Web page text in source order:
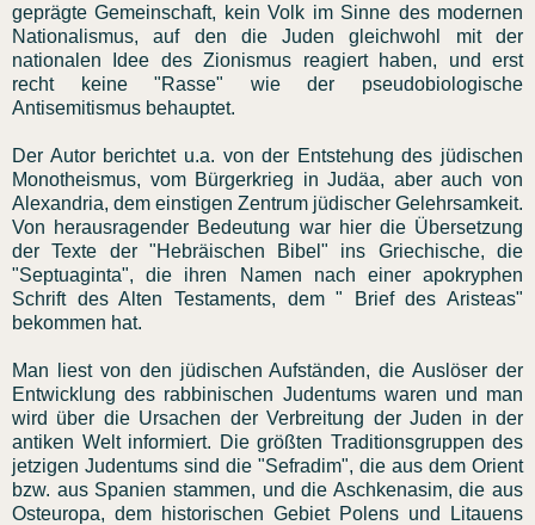
geprägte Gemeinschaft, kein Volk im Sinne des modernen
Nationalismus, auf den die Juden gleichwohl mit der
nationalen Idee des Zionismus reagiert haben, und erst
recht keine "Rasse" wie der pseudobiologische
Antisemitismus behauptet.
Der Autor berichtet u.a. von der Entstehung des jüdischen
Monotheismus, vom Bürgerkrieg in Judäa, aber auch von
Alexandria, dem einstigen Zentrum jüdischer Gelehrsamkeit.
Von herausragender Bedeutung war hier die Übersetzung
der Texte der "Hebräischen Bibel" ins Griechische, die
"Septuaginta", die ihren Namen nach einer apokryphen
Schrift des Alten Testaments, dem " Brief des Aristeas"
bekommen hat.
Man liest von den jüdischen Aufständen, die Auslöser der
Entwicklung des rabbinischen Judentums waren und man
wird über die Ursachen der Verbreitung der Juden in der
antiken Welt informiert. Die größten Traditionsgruppen des
jetzigen Judentums sind die "Sefradim", die aus dem Orient
bzw. aus Spanien stammen, und die Aschkenasim, die aus
Osteuropa, dem historischen Gebiet Polens und Litauens